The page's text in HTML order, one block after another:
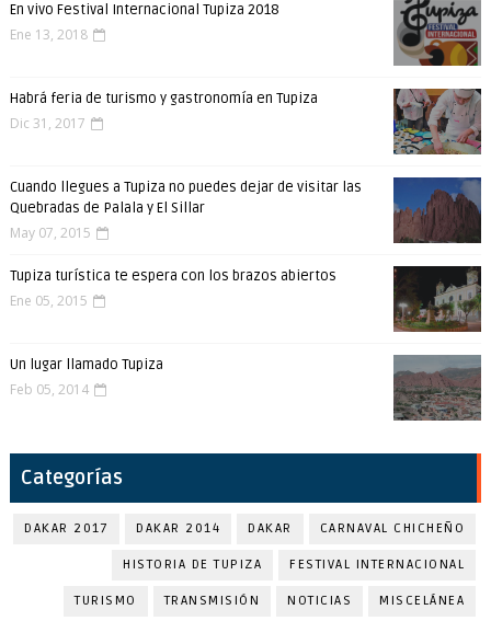
En vivo Festival Internacional Tupiza 2018
Ene 13, 2018
Habrá feria de turismo y gastronomía en Tupiza
Dic 31, 2017
Cuando llegues a Tupiza no puedes dejar de visitar las
Quebradas de Palala y El Sillar
May 07, 2015
Tupiza turística te espera con los brazos abiertos
Ene 05, 2015
Un lugar llamado Tupiza
Feb 05, 2014
Categorías
CARNAVAL CHICHEÑO
DAKAR
DAKAR 2014
DAKAR 2017
FESTIVAL INTERNACIONAL
HISTORIA DE TUPIZA
MISCELÁNEA
NOTICIAS
TRANSMISIÓN
TURISMO